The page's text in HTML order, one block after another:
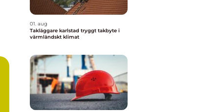
01. aug
Takläggare karlstad tryggt takbyte i
värmländskt klimat